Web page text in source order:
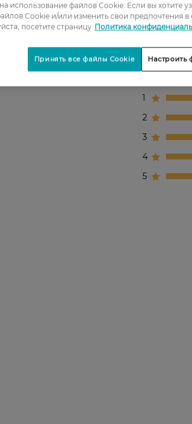
1
2
3
4
5
использование файлов Cookie. Если вы хотите
Cookie и/или изменить свои предпочтения
посетите страницу Политика
Настроить
Принять все файлы Cookie